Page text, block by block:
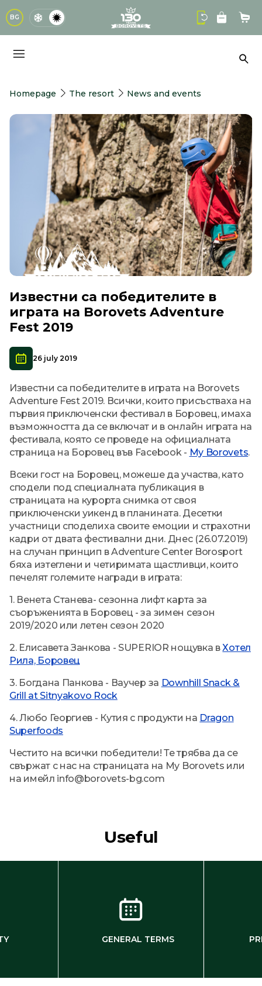
BG logo
Homepage The resort News and events
Известни са победителите в
играта на Borovets Adventure
Fest 2019
26 july 2019
Известни са победителите в играта на Borovets
Adventure Fest 2019. Всички, които присъстваха на
първия приключенски фестивал в Боровец, имаха
възможността да се включат и в онлайн играта на
фестивала, която се проведе на официалната
страница на Боровец във Facebook - My Borovets.
Всеки гост на Боровец, можеше да участва, като
сподели под специалната публикация в
страницата на курорта снимка от своя
приключенски уикенд в планината. Десетки
участници споделиха своите емоции и страхотни
кадри от двата фестивални дни. Днес (26.07.2019)
на случан принцип в Adventure Center Borosport
бяха изтеглени и четиримата щастливци, които
печелят големите награди в играта:
1. Венета Станева- сезонна лифт карта за
съоръженията в Боровец - за зимен сезон
2019/2020 или летен сезон 2020
2. Елисавета Занкова - SUPERIOR нощувка вХотел
Рила, Боровец
3. Богдана Панкова - Ваучер за Downhill Snack &
Grill at Sitnyakovo Rock
4. Любо Георгиев - Кутия с продукти на Dragon
Superfoods
Честито на всички победители! Те трябва да се
свържат с нас на страницата на My Borovets или
на имейл info@borovets-bg.com
Useful
GENERAL TERMS